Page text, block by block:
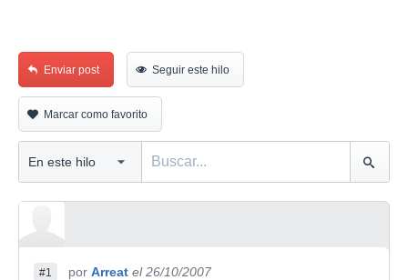
Enviar post Seguir este hilo
Marcar como favorito
#1 por Arreat el 26/10/2007